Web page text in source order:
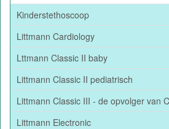
Kinderstethoscoop
Littmann Cardiology
Lttmann Classic II baby
Littmann Classic II pediatrisch
Littmann Classic III - de opvolger van
Littmann Electronic